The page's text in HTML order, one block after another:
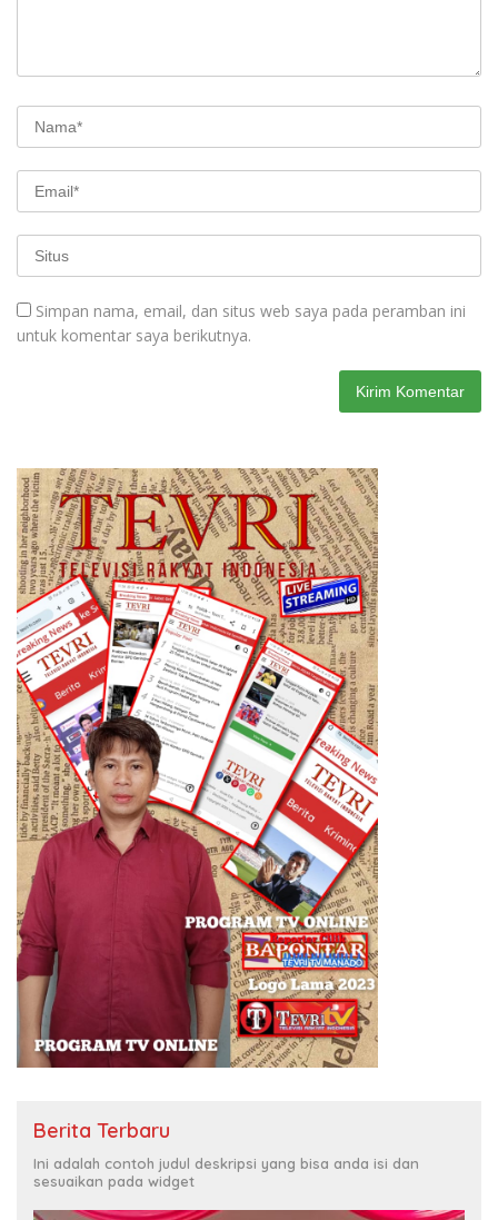
Simpan nama, email, dan situs web saya pada peramban ini
untuk komentar saya berikutnya.
Berita Terbaru
Ini adalah contoh judul deskripsi yang bisa anda isi dan
sesuaikan pada widget